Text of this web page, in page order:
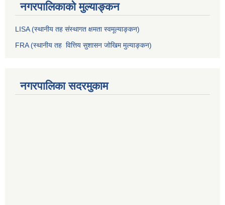
नगरपालिकाको मुल्याङ्कन
LISA (स्थानीय तह संस्थागत क्षमता स्वमूल्याङ्कन)
FRA (स्थानीय तह वित्तिय सुशासन जोखिम मुल्याङ्कन)
नगरपालिका सदरमुकाम